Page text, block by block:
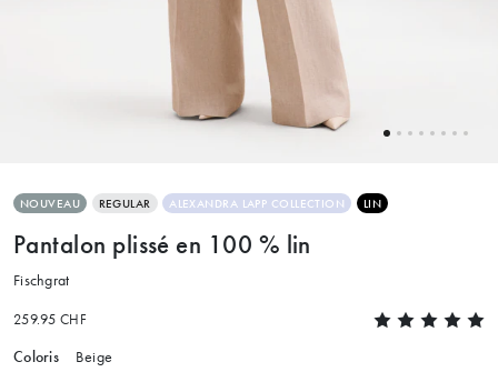
NOUVEAU REGULAR ALEXANDRA LAPP COLLECTION LIN
Pantalon plissé en 100 % lin
Fischgrat
259.95 CHF
Coloris Beige